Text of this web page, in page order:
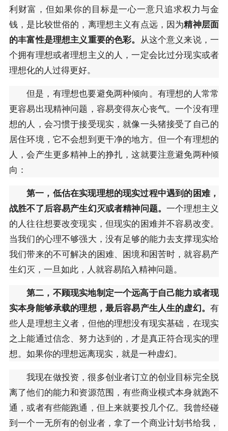
利财富，但如果你的目标是一心一意只追求权力与金
钱，是比较世俗的，离理想主义有点远，因为精神层面
的丰富性是理想主义重要的色彩。 从这个意义来说，一
个拥有理想或者理想主义的人，一定会比过分现实或者
理想化的人过得更好。
但是，有理想也要避免两种倾向。有理想的人常常
更容易出现精神问题，容易变得灰心丧气。一个没有理
想的人，会习惯于接受现实，就像一头猪接受了自己的
居住环境，它不会想到更干净的地方。但一个有理想的
人，会产生更多精神上的挣扎，这就要注意避免两种倾
向：
第一，低估在实现理想的现实过程中遇到的困难，
战胜不了后容易产生幻灭或者精神问题。一个理想主义
的人往往想要改变现实，但现实的困难并不容易改变。
当我们的心理不够强大，没有足够的能力去支撑现实给
我们带来的不可解决的困难、困境和困苦时，就容易产
生幻灭，一旦如此，人就容易陷入精神问题。
第二，不顾现实地制定一个远高于自己能力或者现
实本身能够承载的理想，最后容易产生人生的虚幻。 有
些人是理想主义者，但他的理想没有现实基础，在现实
之上能通过信念、努力达到的，才是真正符合现实的理
想。如果你的理想远离现实，就是一种虚幻。
我现在做投资，很多创业者订立的创业目标完全脱
离了他们的能力和资源范围，有些商业模式本身就跑不
通，或者有些能跑通，但上来就要投几个亿。我曾经碰
到一个一无所有的创业者，拿了一个商业计划书给我，